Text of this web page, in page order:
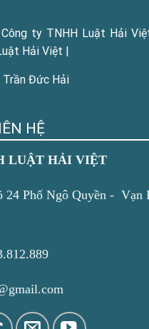
ty TNHH Luật Hải
Hải Việt |
Trần Đức Hải
HỆ
LUẬT HẢI VIỆT
24 Phố Ngô Quyền - Vạn